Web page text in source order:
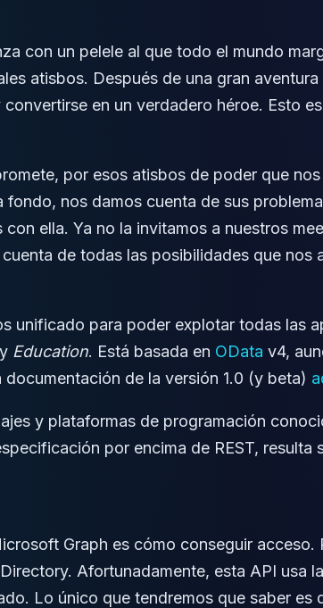
con un pelele al que todo el mundo
atisbos. Después de una gran
en un verdadero héroe. Esto
por esos atisbos de poder que
nos damos cuenta de sus
ella. Ya no la invitamos a nuestros
de todas las posibilidades que nos
unificado para poder explotar todas las
Education. Está basada en OData v4,
de la versión 1.0 (y beta)
y plataformas de programación
por encima de REST, resulta
Graph es cómo conseguir acceso.
Afortunadamente, esta API usa
Lo único que tendremos que saber